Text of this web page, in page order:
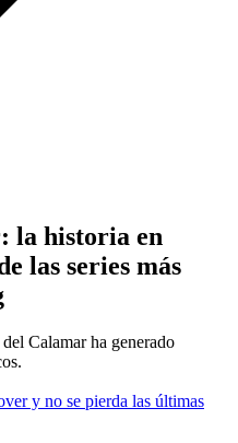
la historia en
las series más
Calamar ha generado
y no se pierda las últimas